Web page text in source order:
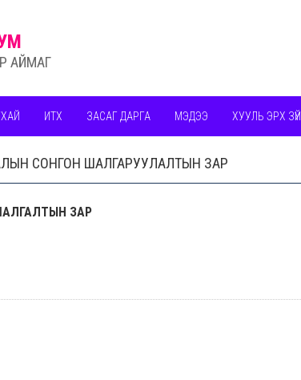
АЙМАГ
ИТХ ЗАСАГ ДАРГА МЭДЭЭ ХУУЛЬ ЭРХ ЗҮЙ
СОНГОН ШАЛГАРУУЛАЛТЫН ЗАР
ЗАР